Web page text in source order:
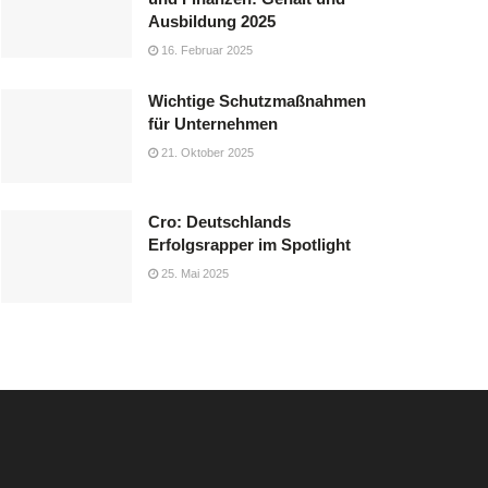
Ausbildung 2025
16. Februar 2025
Wichtige Schutzmaßnahmen
für Unternehmen
21. Oktober 2025
Cro: Deutschlands
Erfolgsrapper im Spotlight
25. Mai 2025